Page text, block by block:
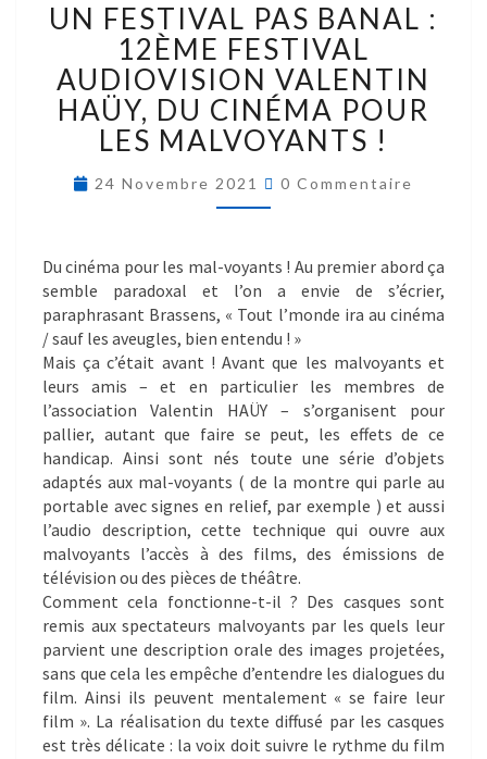
UN FESTIVAL PAS BANAL :
12ÈME FESTIVAL
AUDIOVISION VALENTIN
HAÜY, DU CINÉMA POUR
LES MALVOYANTS !
24 Novembre 2021 0 Commentaire
Du cinéma pour les mal-voyants ! Au premier abord ça
semble paradoxal et l’on a envie de s’écrier,
paraphrasant Brassens, « Tout l’monde ira au cinéma
/ sauf les aveugles, bien entendu ! »
Mais ça c’était avant ! Avant que les malvoyants et
leurs amis – et en particulier les membres de
l’association Valentin HAÜY – s’organisent pour
pallier, autant que faire se peut, les effets de ce
handicap. Ainsi sont nés toute une série d’objets
adaptés aux mal-voyants ( de la montre qui parle au
portable avec signes en relief, par exemple ) et aussi
l’audio description, cette technique qui ouvre aux
malvoyants l’accès à des films, des émissions de
télévision ou des pièces de théâtre.
Comment cela fonctionne-t-il ? Des casques sont
remis aux spectateurs malvoyants par les quels leur
parvient une description orale des images projetées,
sans que cela les empêche d’entendre les dialogues du
film. Ainsi ils peuvent mentalement « se faire leur
film ». La réalisation du texte diffusé par les casques
est très délicate : la voix doit suivre le rythme du film